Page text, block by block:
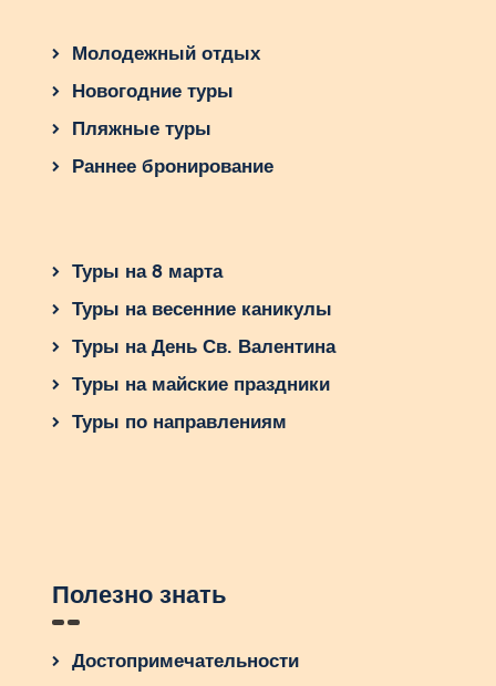
Молодежный отдых
Новогодние туры
Пляжные туры
Раннее бронирование
Туры на 8 марта
Туры на весенние каникулы
Туры на День Св. Валентина
Туры на майские праздники
Туры по направлениям
Полезно знать
Достопримечательности